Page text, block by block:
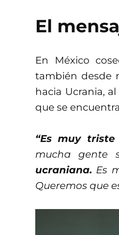
El
En México
también desde
hacia Ucrania,
que se
“Es muy
mucha gente
ucraniana. Es
Queremos que